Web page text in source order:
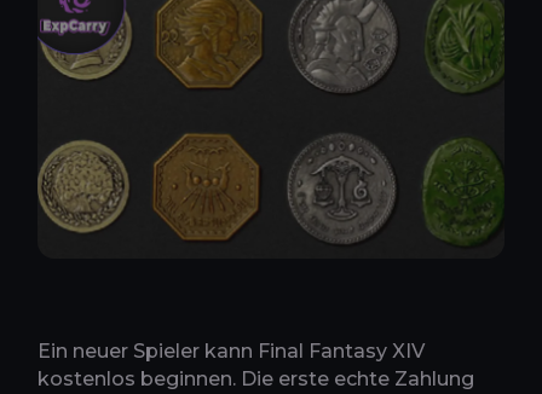
Ein neuer Spieler kann Final Fantasy XIV
kostenlos beginnen. Die erste echte Zahlung